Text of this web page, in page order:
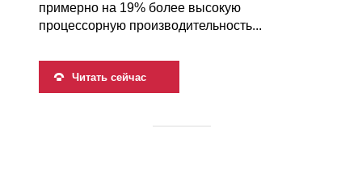
примерно на 19% более высокую
процессорную производительность...
Читать сейчас